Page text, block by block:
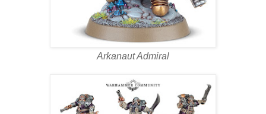
Arkanaut Admiral